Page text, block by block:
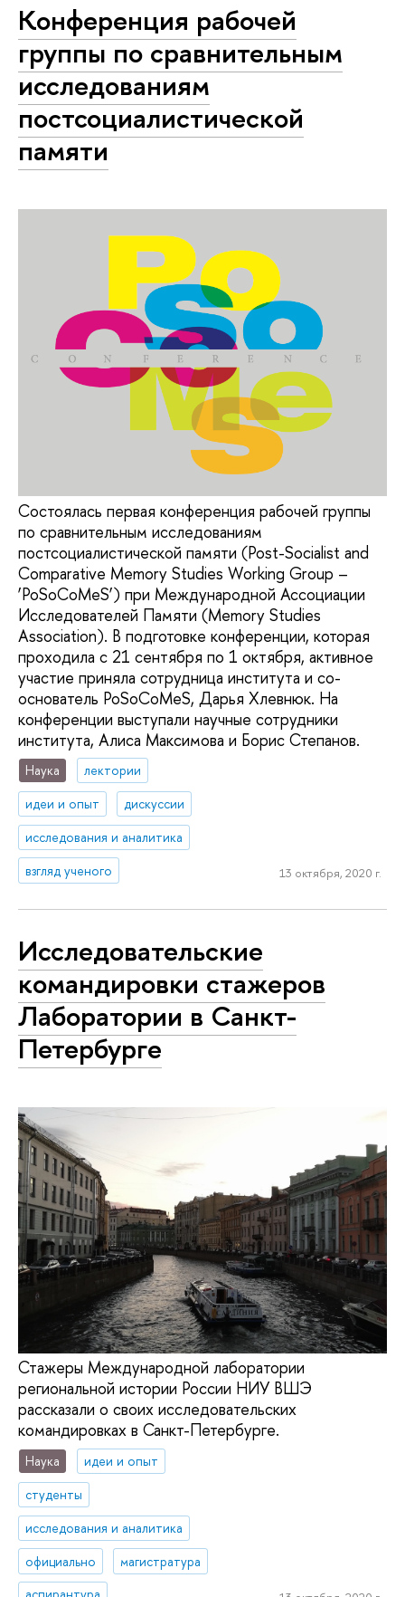
Конференция рабочей
группы по сравнительным
исследованиям
постсоциалистической
памяти
Состоялась первая конференция рабочей группы
по сравнительным исследованиям
постсоциалистической памяти (Post-Socialist and
Comparative Memory Studies Working Group –
‘PoSoCoMeS’) при Международной Ассоциации
Исследователей Памяти (Memory Studies
Association). В подготовке конференции, которая
проходила c 21 сентября по 1 октября, активное
участие приняла сотрудница института и со-
основатель PoSoCoMeS, Дарья Хлевнюк. На
конференции выступали научные сотрудники
института, Алиса Максимова и Борис Степанов.
Наука
лектории
идеи и опыт
дискуссии
исследования и аналитика
взгляд ученого
13 октября, 2020 г.
Исследовательские
командировки стажеров
Лаборатории в Санкт-
Петербурге
Стажеры Международной лаборатории
региональной истории России НИУ ВШЭ
рассказали о своих исследовательских
командировках в Санкт-Петербурге.
Наука
идеи и опыт
студенты
исследования и аналитика
официально
магистратура